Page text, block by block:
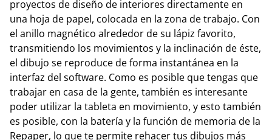
proyectos de diseño de interiores directamente en
una hoja de papel, colocada en la zona de trabajo. Con
el anillo magnético alrededor de su lápiz favorito,
transmitiendo los movimientos y la inclinación de éste,
el dibujo se reproduce de forma instantánea en la
interfaz del software. Como es posible que tengas que
trabajar en casa de la gente, también es interesante
poder utilizar la tableta en movimiento, y esto también
es posible, con la batería y la función de memoria de la
Repaper, lo que te permite rehacer tus dibujos más